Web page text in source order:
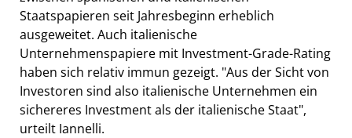
Staatspapieren seit Jahresbeginn erheblich
ausgeweitet. Auch italienische
Unternehmenspapiere mit Investment-Grade-Rating
haben sich relativ immun gezeigt. "Aus der Sicht von
Investoren sind also italienische Unternehmen ein
sichereres Investment als der italienische Staat",
urteilt Iannelli.